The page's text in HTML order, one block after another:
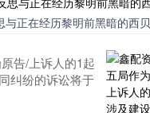
与正在经历黎明前黑暗的西贝
告/上诉人的1起
纠纷的诉讼将于